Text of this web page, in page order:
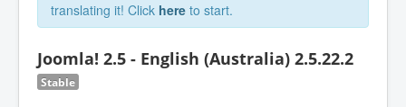
translating it! Click here to start.
Joomla! 2.5 - English (Australia) 2.5.22.2
Stable